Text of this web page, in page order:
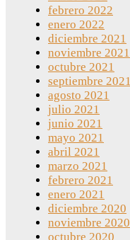
febrero 2022
enero 2022
diciembre 2021
noviembre 2021
octubre 2021
septiembre 2021
agosto 2021
julio 2021
junio 2021
mayo 2021
abril 2021
marzo 2021
febrero 2021
enero 2021
diciembre 2020
noviembre 2020
octubre 2020